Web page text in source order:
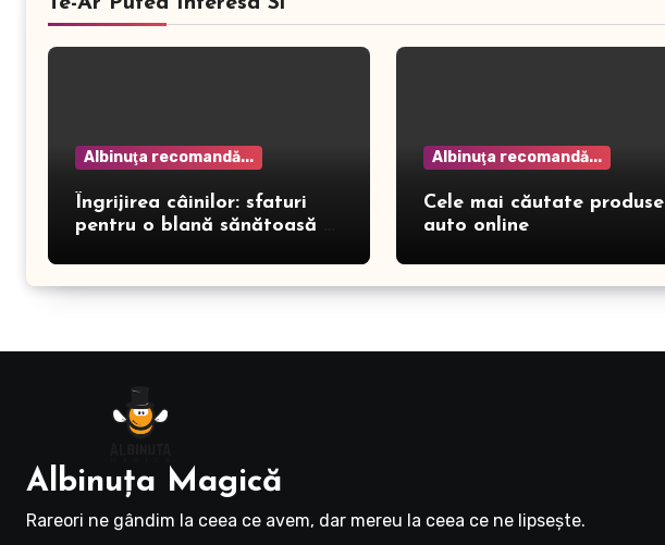
Albinuţa recomandă...
Îngrijirea câinilor: sfaturi
pentru o blană sănătoasă și
Albinuţa recomandă...
Cele mai căutate produse
auto online
Albinuţa Magică
Rareori ne gândim la ceea ce avem, dar mereu la ceea ce ne lipseşte.